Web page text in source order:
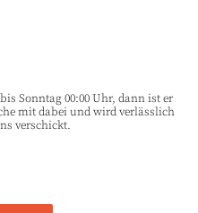
Sonntag 00:00 Uhr, dann ist er
mit dabei und wird verlässlich
verschickt.